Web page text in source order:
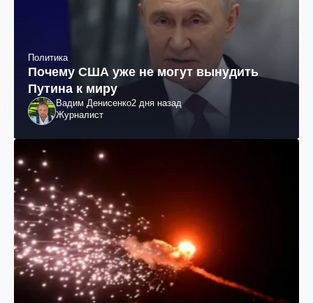
Политика
Почему США уже не могут вынудить
Путина к миру
Вадим Денисенко2 дня назад
Журналист